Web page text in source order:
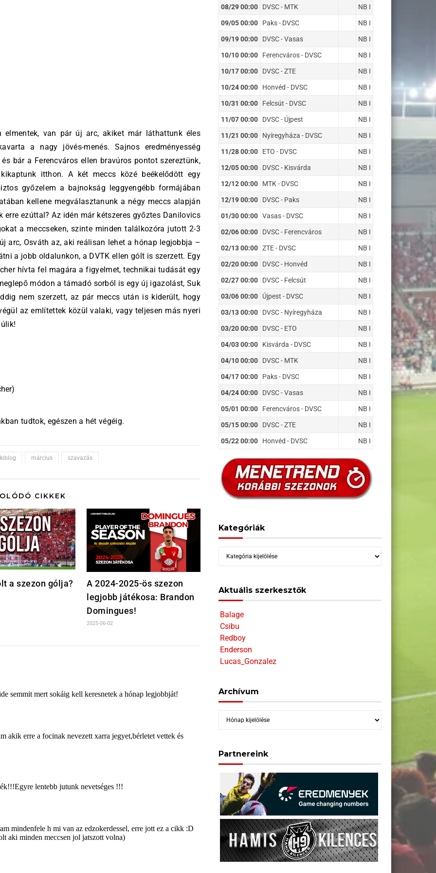
van pár új arc, akiket már láthattunk éles
a nagy jövés-menés. Sajnos eredményesség
bár a Ferencváros ellen bravúros pontot szereztünk,
itthon. A két meccs közé beékelődött egy
győzelem a bajnokság leggyengébb formájában
kellene megválasztanunk a négy meccs alapján
ezúttal? Az idén már kétszeres győztes Danilovics
a meccseken, szinte minden találkozóra jutott 2-3
arc, Osváth az, aki reálisan lehet a hónap legjobbja –
a jobb oldalunkon, a DVTK ellen gólt is szerzett. Egy
hívta fel magára a figyelmet, technikai tudását egy
módon a támadó sorból is egy új igazolást, Suk
nem szerzett, az pár meccs után is kiderült, hogy
az említettek közül valaki, vagy teljesen más nyeri
tudtok, egészen a hét végéig.
március szavazás
CIKKEK
a szezon gólja?
A 2024-2025-ös szezon
legjobb játékosa: Brandon
Domingues!
2025-06-02
08/29 00:00 DVSC - MTK NB I
09/05 00:00 Paks - DVSC NB I
09/19 00:00 DVSC - Vasas NB I
10/10 00:00 Ferencváros - DVSC NB I
10/17 00:00 DVSC - ZTE NB I
10/24 00:00 Honvéd - DVSC NB I
10/31 00:00 Felcsút - DVSC NB I
11/07 00:00 DVSC - Újpest NB I
11/21 00:00 Nyíregyháza - DVSC NB I
11/28 00:00 ETO - DVSC NB I
12/05 00:00 DVSC - Kisvárda NB I
12/12 00:00 MTK - DVSC NB I
12/19 00:00 DVSC - Paks NB I
01/30 00:00 Vasas - DVSC NB I
02/06 00:00 DVSC - Ferencváros NB I
02/13 00:00 ZTE - DVSC NB I
02/20 00:00 DVSC - Honvéd NB I
02/27 00:00 DVSC - Felcsút NB I
03/06 00:00 Újpest - DVSC NB I
03/13 00:00 DVSC - Nyíregyháza NB I
03/20 00:00 DVSC - ETO NB I
04/03 00:00 Kisvárda - DVSC NB I
04/10 00:00 DVSC - MTK NB I
04/17 00:00 Paks - DVSC NB I
04/24 00:00 DVSC - Vasas NB I
05/01 00:00 Ferencváros - DVSC NB I
05/15 00:00 DVSC - ZTE NB I
05/22 00:00 Honvéd - DVSC NB I
Kategóriák
Kategóriák
Aktuális szerkesztők
Balage
Csibu
Redboy
Enderson
Lucas_Gonzalez
Archívum
Archívum
Partnereink